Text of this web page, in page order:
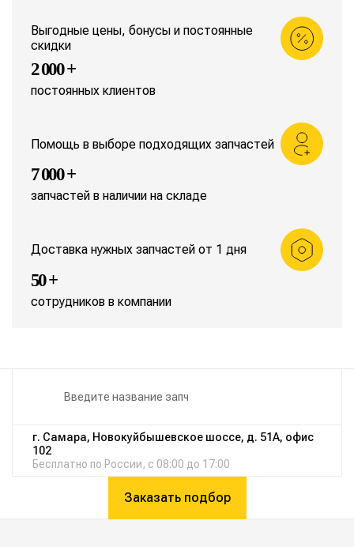
Выгодные цены, бонусы и постоянные
скидки
2 000 +
постоянных клиентов
Помощь в выборе подходящих запчастей
7 000 +
запчастей в наличии на складе
Доставка нужных запчастей от 1 дня
50 +
сотрудников в компании
г. Самара, Новокуйбышевское шоссе, д. 51А, офис
102
Бесплатно по России, с 08:00 до 17:00
Заказать подбор